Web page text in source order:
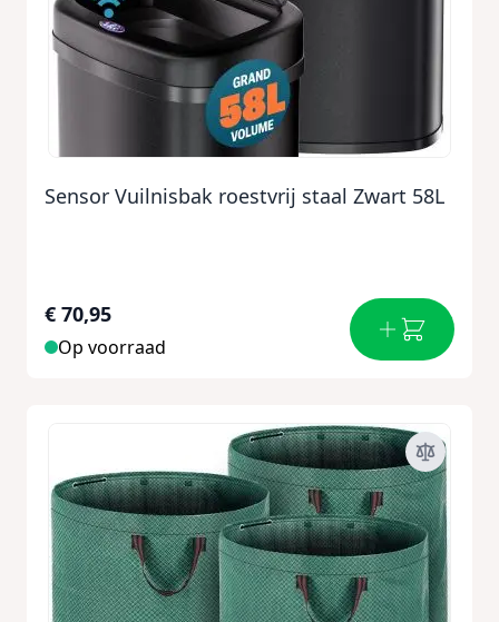
Sensor Vuilnisbak roestvrij staal Zwart 58L
€ 70,95
Op voorraad